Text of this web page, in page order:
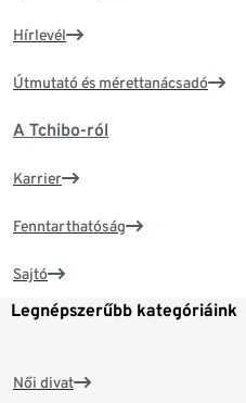
Hírlevél
Útmutató és mérettanácsadó
A Tchibo-ról
Karrier
Fenntarthatóság
Sajtó
Legnépszerűbb kategóriáink
Női divat